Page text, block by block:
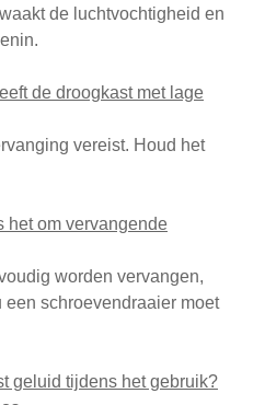
de luchtvochtigheid en
de droogkast met lage
vereist. Houd het
het om vervangende
worden vervangen,
schroevendraaier moet
geluid tijdens het gebruik?